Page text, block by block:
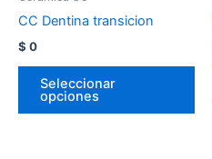
CC Dentina transicion
$ 0
Seleccionar
opciones